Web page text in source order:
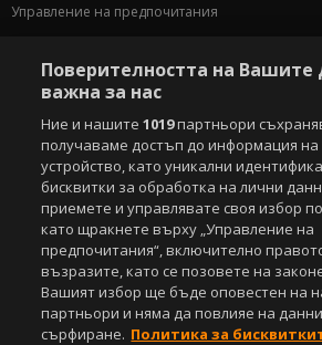
Управление на предпочитания
под закрила на Закона за авторското право и
Всички статии, репортажи, интервюта и други
Спортал, освен ако изрично е посочено друго.
публикуване на текстови материали само
Агенция Спортал, посочване на източника и
www.sportal.bg. Използването на графични и
публикувани в сайта, е строго забранено.
санкционирани с цялата строгост на закона.
СвалиБЕЗПЛАТНОТО приложение за:
Android
Поверителността на Вашите
важна за нас
Ние и нашите1019партньори
получаваме достъп до информация
устройство, като уникални
бисквитки за обработка на лични
приемете и управлявате своя избор
като щракнете върху „Управление на
предпочитания“, включително
възразите, като се позовете на
Вашият избор ще бъде оповестен на
партньори и няма да повлияе на
сърфиране. Политика за